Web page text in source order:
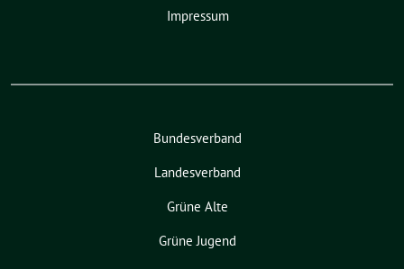
Impressum
Bundesverband
Landesverband
Grüne Alte
Grüne Jugend